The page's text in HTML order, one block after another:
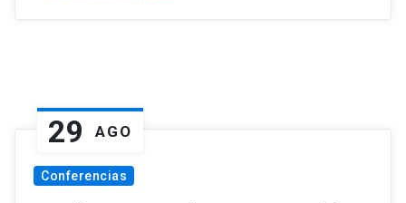
29 AGO
Conferencias